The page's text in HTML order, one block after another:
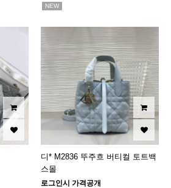
NEW
디* M2836 뚜주흐 버티컬 토트백
스몰
로그인시 가격공개